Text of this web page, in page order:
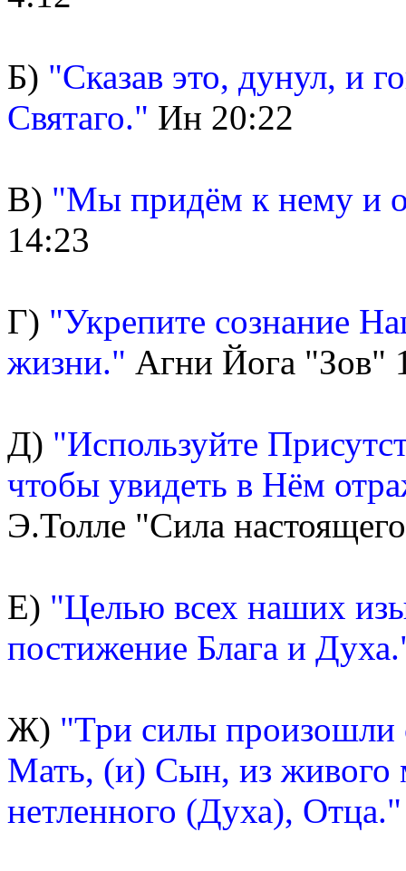
Б) "Сказав это, дунул, и
Святаго." Ин 20:22
В) "Мы придём к нему и
14:23
Г) "Укрепите сознание
жизни." Агни Йога "Зов"
Д) "Используйте
чтобы увидеть в Нём
Э.Толле "Сила
Е) "Целью всех наших
постижение Блага и
Ж) "Три силы
Мать, (и) Сын, из живого
нетленного (Духа), Отца."